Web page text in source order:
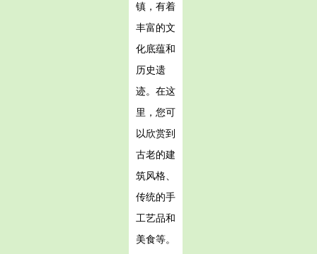
镇，有着
丰富的文
化底蕴和
历史遗
迹。在这
里，您可
以欣赏到
古老的建
筑风格、
传统的手
工艺品和
美食等。